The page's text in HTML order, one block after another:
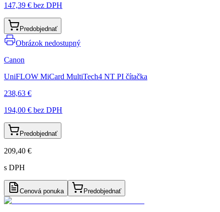
147,39 € bez DPH
Predobjednať
Obrázok nedostupný
Canon
UniFLOW MiCard MultiTech4 NT PI čítačka
238,63 €
194,00 € bez DPH
Predobjednať
209,40 €
s DPH
Cenová ponuka Predobjednať